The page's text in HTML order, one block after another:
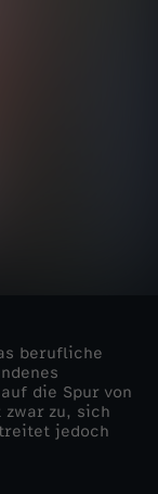
berufliche
die Spur von
zu, sich
jedoch